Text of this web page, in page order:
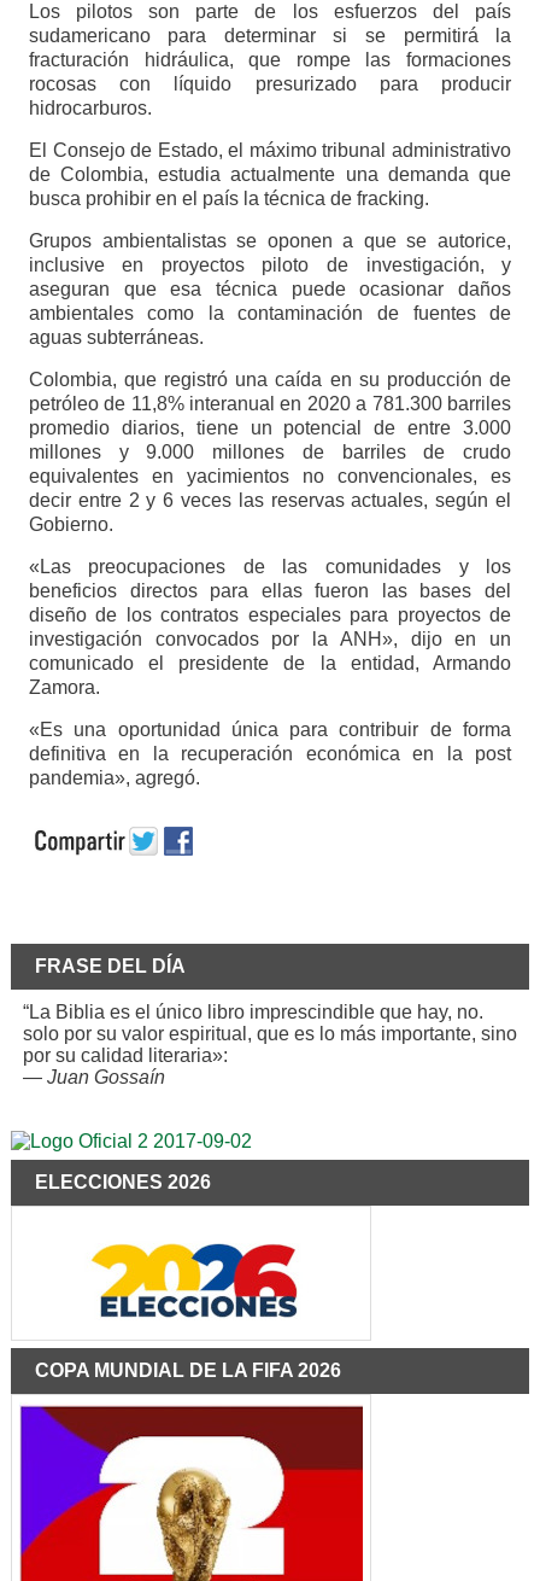
Los pilotos son parte de los esfuerzos del país
sudamericano para determinar si se permitirá la
fracturación hidráulica, que rompe las formaciones
rocosas con líquido presurizado para producir
hidrocarburos.
El Consejo de Estado, el máximo tribunal administrativo
de Colombia, estudia actualmente una demanda que
busca prohibir en el país la técnica de fracking.
Grupos ambientalistas se oponen a que se autorice,
inclusive en proyectos piloto de investigación, y
aseguran que esa técnica puede ocasionar daños
ambientales como la contaminación de fuentes de
aguas subterráneas.
Colombia, que registró una caída en su producción de
petróleo de 11,8% interanual en 2020 a 781.300 barriles
promedio diarios, tiene un potencial de entre 3.000
millones y 9.000 millones de barriles de crudo
equivalentes en yacimientos no convencionales, es
decir entre 2 y 6 veces las reservas actuales, según el
Gobierno.
«Las preocupaciones de las comunidades y los
beneficios directos para ellas fueron las bases del
diseño de los contratos especiales para proyectos de
investigación convocados por la ANH», dijo en un
comunicado el presidente de la entidad, Armando
Zamora.
«Es una oportunidad única para contribuir de forma
definitiva en la recuperación económica en la post
pandemia», agregó.
FRASE DEL DÍA
“La Biblia es el único libro imprescindible que hay, no.
solo por su valor espiritual, que es lo más importante, sino
por su calidad literaria»:
— Juan Gossaín
ELECCIONES 2026
COPA MUNDIAL DE LA FIFA 2026